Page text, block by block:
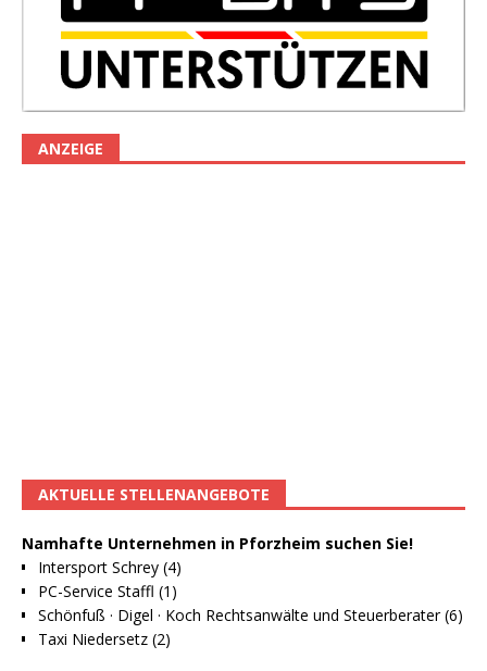
ANZEIGE
AKTUELLE STELLENANGEBOTE
Namhafte Unternehmen in Pforzheim suchen Sie!
Intersport Schrey (4)
PC-Service Staffl (1)
Schönfuß · Digel · Koch Rechtsanwälte und Steuerberater (6)
Taxi Niedersetz (2)